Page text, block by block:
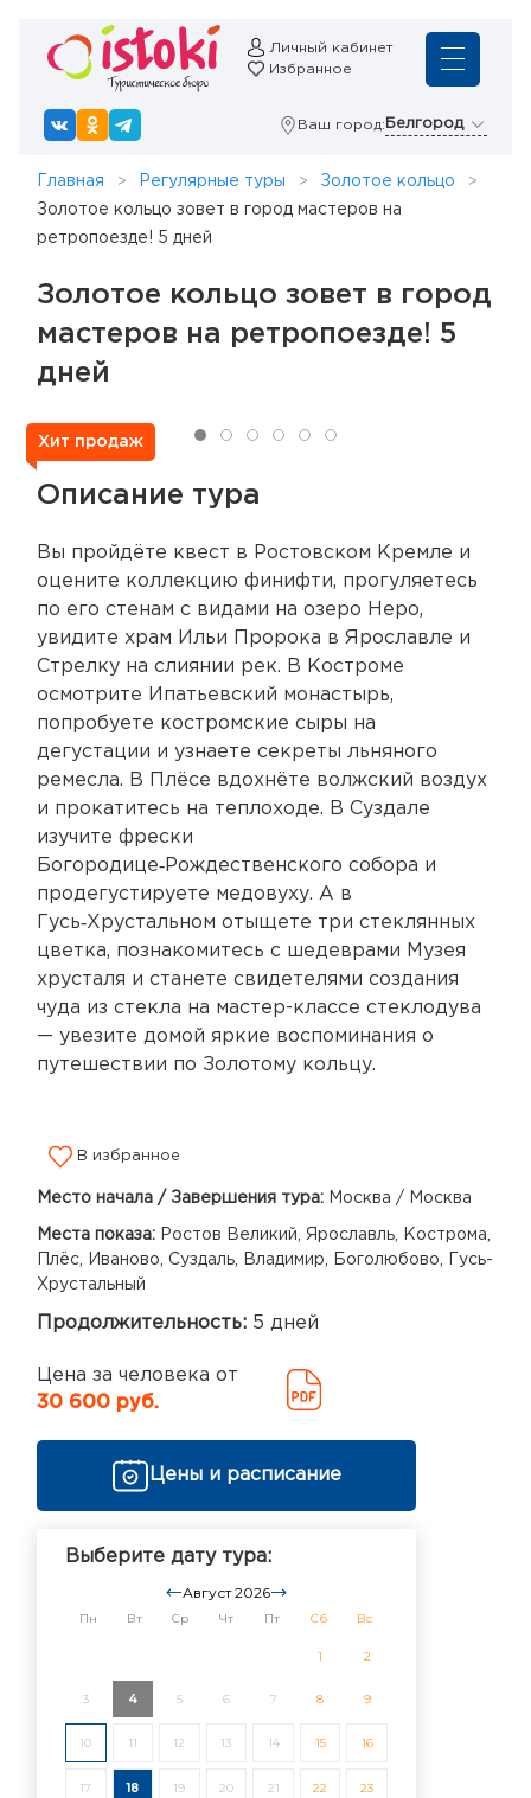
Личный кабинет
Избранное
Ваш город: Белгород
Главная Регулярные туры
Золотое кольцо
Золотое кольцо зовет в город мастеров на
ретропоезде! 5 дней
Золотое кольцо зовет в город
мастеров на ретропоезде! 5
дней
Хит продаж
Описание тура
Вы пройдёте квест в Ростовском Кремле и
оцените коллекцию финифти, прогуляетесь
по его стенам с видами на озеро Неро,
увидите храм Ильи Пророка в Ярославле и
Стрелку на слиянии рек. В Костроме
осмотрите Ипатьевский монастырь,
попробуете костромские сыры на
дегустации и узнаете секреты льняного
ремесла. В Плёсе вдохнёте волжский воздух
и прокатитесь на теплоходе. В Суздале
изучите фрески
Богородице‑Рождественского собора и
продегустируете медовуху. А в
Гусь‑Хрустальном отыщете три стеклянных
цветка, познакомитесь с шедеврами Музея
хрусталя и станете свидетелями создания
чуда из стекла на мастер-классе стеклодува
— увезите домой яркие воспоминания о
путешествии по Золотому кольцу.
В избранное
Место начала / Завершения тура: Москва / Москва
Места показа: Ростов Великий, Ярославль, Кострома,
Плёс, Иваново, Суздаль, Владимир, Боголюбово, Гусь-
Хрустальный
Продолжительность: 5 дней
Цена за человека от
30 600 руб.
Цены и расписание
Выберите дату тура:
Август 2026
Пн Вт Ср Чт Пт Сб Вс
1 2
3 4 5 6 7 8 9
10 11 12 13 14 15 16
17 18 19 20 21 22 23